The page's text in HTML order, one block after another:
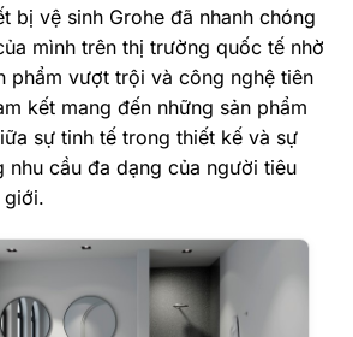
bị vệ sinh Grohe đã nhanh chóng
mình trên thị trường quốc tế nhờ
phẩm vượt trội và công nghệ tiên
kết mang đến những sản phẩm
sự tinh tế trong thiết kế và sự
nhu cầu đa dạng của người tiêu
giới.